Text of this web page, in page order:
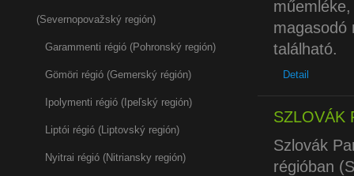
(Severnopovažský región)
Garammenti régió (Pohronský región)
Gömöri régió (Gemerský régión)
Ipolymenti régió (Ipeľský región)
Liptói régió (Liptovský región)
Nyitrai régió (Nitriansky región)
magasodó
található.
Detail
SZLOVÁK
Szlovák
régióban